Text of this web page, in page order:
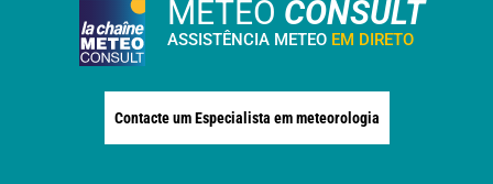
METEO CONSULT
ASSISTÊNCIA METEO EM DIRETO
Contacte um Especialista em meteorologia